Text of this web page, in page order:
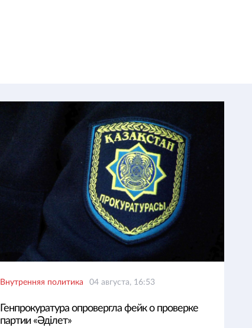
Внутренняя политика 04 августа, 16:53
Генпрокуратура опровергла фейк о проверке
партии «Әділет»